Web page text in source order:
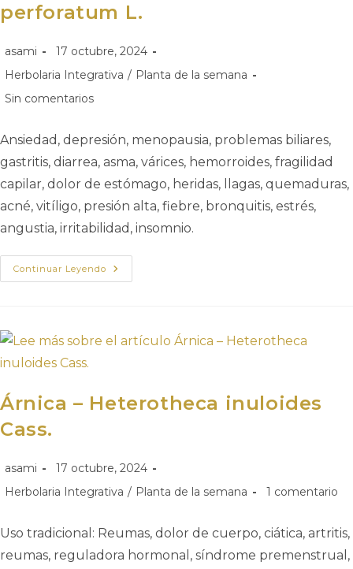
perforatum L.
asami
17 octubre, 2024
Herbolaria Integrativa / Planta de la semana
Sin comentarios
Ansiedad, depresión, menopausia, problemas biliares,
gastritis, diarrea, asma, várices, hemorroides, fragilidad
capilar, dolor de estómago, heridas, llagas, quemaduras,
acné, vitíligo, presión alta, fiebre, bronquitis, estrés,
angustia, irritabilidad, insomnio.
Continuar Leyendo
Árnica – Heterotheca inuloides
Cass.
asami
17 octubre, 2024
Herbolaria Integrativa / Planta de la semana 1 comentario
Uso tradicional: Reumas, dolor de cuerpo, ciática, artritis,
reumas, reguladora hormonal, síndrome premenstrual,